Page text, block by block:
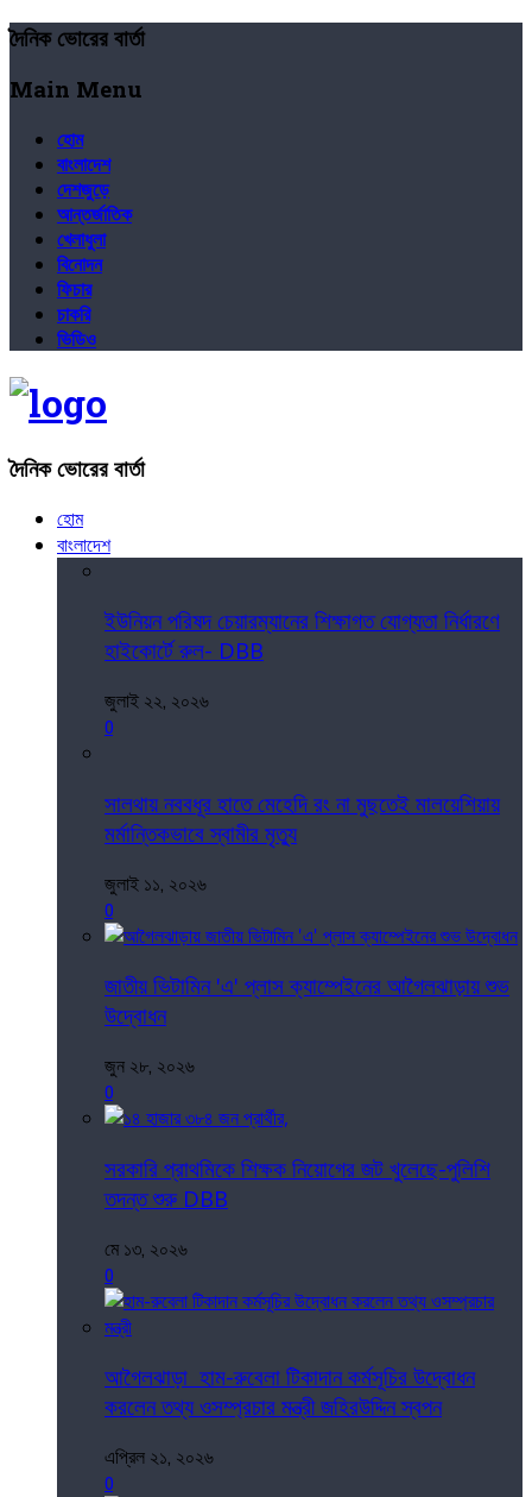
দৈনিক ভোরের বার্তা
Main Menu
হোম
বাংলাদেশ
দেশজুড়ে
আন্তর্জাতিক
খেলাধুলা
বিনোদন
ফিচার
চাকরি
ভিডিও
দৈনিক ভোরের বার্তা
হোম
বাংলাদেশ
ইউনিয়ন পরিষদ চেয়ারম্যানের শিক্ষাগত যোগ্যতা নির্ধারণে
হাইকোর্টে রুল- DBB
জুলাই ২২, ২০২৬
0
সালথায় নববধূর হাতে মেহেদি রং না মুছতেই মালয়েশিয়ায়
মর্মান্তিকভাবে স্বামীর মৃত্যু
জুলাই ১১, ২০২৬
0
জাতীয় ভিটামিন 'এ' প্লাস ক্যাম্পেইনের আগৈলঝাড়ায় শুভ
উদ্বোধন
জুন ২৮, ২০২৬
0
সরকারি প্রাথমিকে শিক্ষক নিয়োগের জট খুলেছে-পুলিশি
তদন্ত শুরু DBB
মে ১৩, ২০২৬
0
আগৈলঝাড়া হাম-রুবেলা টিকাদান কর্মসূচির উদ্বোধন
করলেন তথ্য ওসম্প্রচার মন্ত্রী জহিরউদ্দিন স্বপন
এপ্রিল ২১, ২০২৬
0